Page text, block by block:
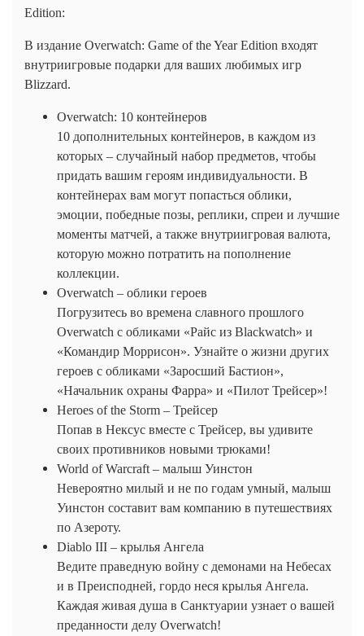
Edition:
В издание Overwatch: Game of the Year Edition входят
внутриигровые подарки для ваших любимых игр
Blizzard.
Overwatch: 10 контейнеров
10 дополнительных контейнеров, в каждом из
которых – случайный набор предметов, чтобы
придать вашим героям индивидуальности. В
контейнерах вам могут попасться облики,
эмоции, победные позы, реплики, спреи и лучшие
моменты матчей, а также внутриигровая валюта,
которую можно потратить на пополнение
коллекции.
Overwatch – облики героев
Погрузитесь во времена славного прошлого
Overwatch с обликами «Райс из Blackwatch» и
«Командир Моррисон». Узнайте о жизни других
героев с обликами «Заросший Бастион»,
«Начальник охраны Фарра» и «Пилот Трейсер»!
Heroes of the Storm – Трейсер
Попав в Нексус вместе с Трейсер, вы удивите
своих противников новыми трюками!
World of Warcraft – малыш Уинстон
Невероятно милый и не по годам умный, малыш
Уинстон составит вам компанию в путешествиях
по Азероту.
Diablo III – крылья Ангела
Ведите праведную войну с демонами на Небесах
и в Преисподней, гордо неся крылья Ангела.
Каждая живая душа в Санктуарии узнает о вашей
преданности делу Overwatch!